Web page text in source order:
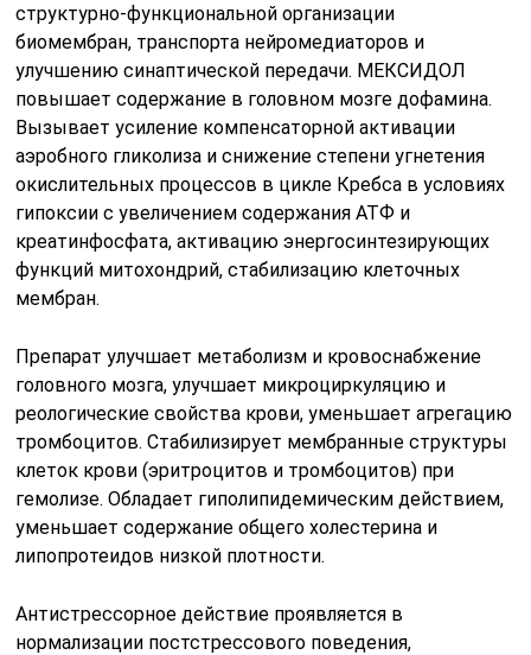
структурно-функциональной организации
биомембран, транспорта нейромедиаторов и
улучшению синаптической передачи. МЕКСИДОЛ
повышает содержание в головном мозге дофамина.
Вызывает усиление компенсаторной активации
аэробного гликолиза и снижение степени угнетения
окислительных процессов в цикле Кребса в условиях
гипоксии с увеличением содержания АТФ и
креатинфосфата, активацию энергосинтезирующих
функций митохондрий, стабилизацию клеточных
мембран.
Препарат улучшает метаболизм и кровоснабжение
головного мозга, улучшает микроциркуляцию и
реологические свойства крови, уменьшает агрегацию
тромбоцитов. Стабилизирует мембранные структуры
клеток крови (эритроцитов и тромбоцитов) при
гемолизе. Обладает гиполипидемическим действием,
уменьшает содержание общего холестерина и
липопротеидов низкой плотности.
Антистрессорное действие проявляется в
нормализации постстрессового поведения,